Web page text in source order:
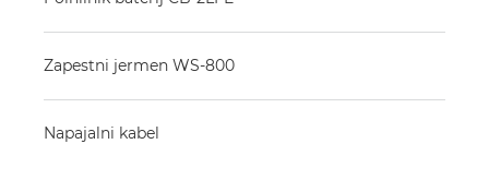
Zapestni jermen WS-800
Napajalni kabel